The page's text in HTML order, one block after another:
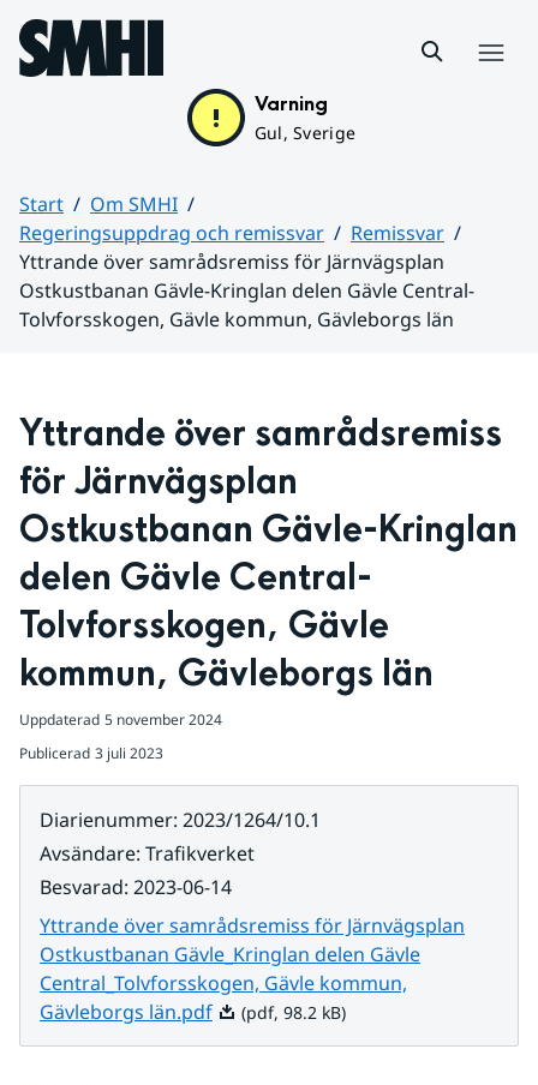
Hoppa till sidans innehåll
Varning
Gul, Sverige
Start
Om SMHI
Regeringsuppdrag och remissvar
Remissvar
Yttrande över samrådsremiss för Järnvägsplan
Ostkustbanan Gävle-Kringlan delen Gävle Central-
Tolvforsskogen, Gävle kommun, Gävleborgs län
Yttrande över samrådsremiss
för Järnvägsplan
Ostkustbanan Gävle-Kringlan
delen Gävle Central-
Tolvforsskogen, Gävle
kommun, Gävleborgs län
Uppdaterad 5 november 2024
Publicerad 3 juli 2023
Diarienummer: 2023/1264/10.1
Avsändare: Trafikverket
Besvarad: 2023-06-14
Yttrande över samrådsremiss för Järnvägsplan
Ostkustbanan Gävle_Kringlan delen Gävle
Central_Tolvforsskogen, Gävle kommun,
Gävleborgs län.pdfPdf, 98.2 kB.
(pdf, 98.2 kB)